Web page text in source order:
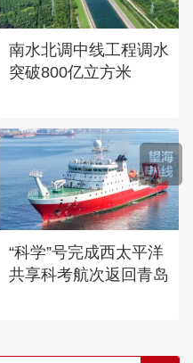
南水北调中线工程调水
突破800亿立方米
“科学”号完成西太平洋
共享科考航次返回青岛